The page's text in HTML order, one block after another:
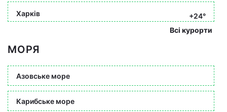
Харків
+24°
Всі курорти
МОРЯ
Азовське море
Карибське море